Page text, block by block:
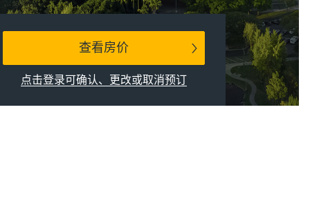
查看房价
点击登录可确认、更改或取消预订